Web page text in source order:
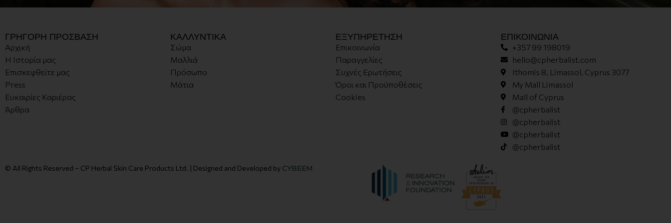
ΓΡΗΓΟΡΗ ΠΡΟΣΒΑΣΗ
Αρχική
Η Ιστορία μας
Επισκεφθείτε μας
Press
Ευκαιρίες Καριέρας
Άρθρα
ΚΑΛΛΥΝΤΙΚΑ
Σώμα
Μαλλιά
Πρόσωπο
Μάτια
ΕΞΥΠΗΡΕΤΗΣΗ
Επικοινωνία
Παραγγελίες
Συχνές Ερωτήσεις
Όροι και Προϋποθέσεις
Cookies
ΕΠΙΚΟΙΝΩΝΊΑ
+357 99 198019
hello@cpherbalist.com
Ithomis 8, Limassol, Cyprus 3077
My Mall Limassol
Mall of Cyprus
@cpherbalist
@cpherbalist
@cpherbalist
@cpherbalist
© All Rights Reserved – CP Herbal Skin Care Products Ltd. | Designed and Developed by CYBEEM